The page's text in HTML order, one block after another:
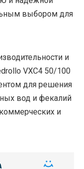
выбором для
и
VXC4 50/100
для решения
вод и фекалий
и